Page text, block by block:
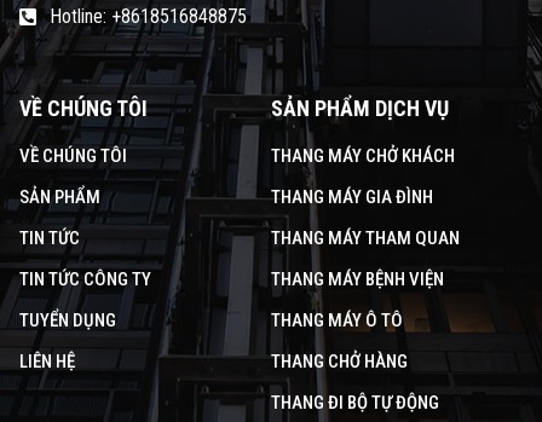
Hotline: +8618516848875
VỀ CHÚNG TÔI
VỀ CHÚNG TÔI
SẢN PHẨM
TIN TỨC
TIN TỨC CÔNG TY
TUYỂN DỤNG
LIÊN HỆ
SẢN PHẨM DỊCH VỤ
THANG MÁY CHỞ KHÁCH
THANG MÁY GIA ĐÌNH
THANG MÁY THAM QUAN
THANG MÁY BỆNH VIỆN
THANG MÁY Ô TÔ
THANG CHỞ HÀNG
THANG ĐI BỘ TỰ ĐỘNG